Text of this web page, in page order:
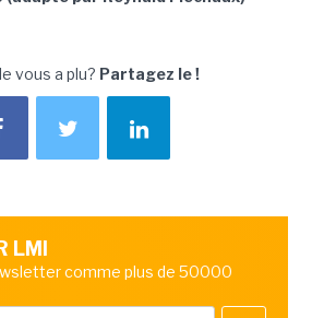
vous a plu? Partagez le !
LMI
comme plus de 50000